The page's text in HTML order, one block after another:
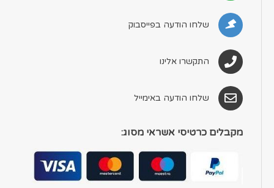
שלחו הודעה בפייסבוק
התקשרו אלינו
שלחו הודעה באימייל
מקבלים כרטיסי אשראי מסוג: